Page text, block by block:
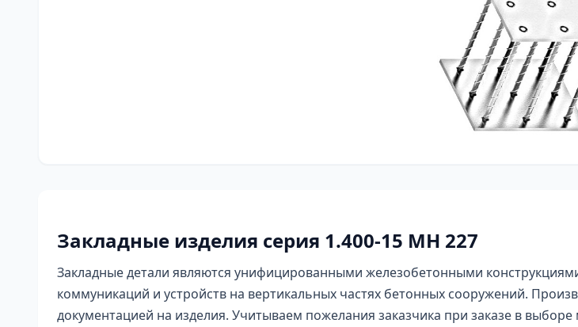
Закладные изделия серия 1.400-15 МН 227
Закладные детали являются унифицированными железобетонными
коммуникаций и устройств на вертикальных частях бетонных сооружений.
документацией на изделия. Учитываем пожелания заказчика при заказе в